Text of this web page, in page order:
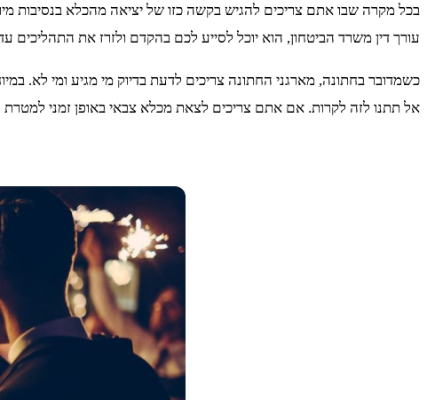
בכל מקרה שבו אתם צריכים להגיש בקשה כזו של יציאה מהכלא בנסיבות
עורך דין משרד הביטחון, הוא יוכל לסייע לכם בהקדם ולזרז את התהליכים
כשמדובר בחתונה, מארגני החתונה צריכים לדעת בדיוק מי מגיע ומי
אל תתנו לזה לקרות. אם אתם צריכים לצאת מכלא צבאי באופן זמני